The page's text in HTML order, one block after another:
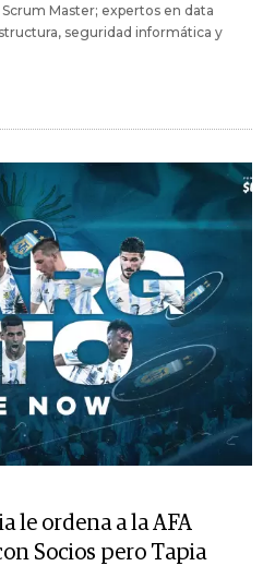
Master; expertos en data
seguridad informática y
le ordena a la AFA
Socios pero Tapia